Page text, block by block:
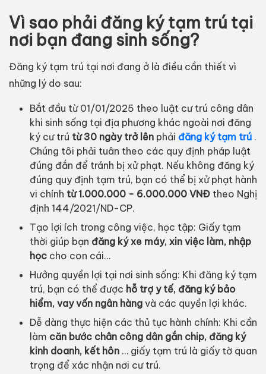
Vì sao phải đăng ký tạm trú tại
nơi bạn đang sinh sống?
Đăng ký tạm trú tại nơi đang ở là điều cần thiết vì
những lý do sau:
Bắt đầu từ 01/01/2025 theo luật cư trú công dân
khi sinh sống tại địa phương khác ngoài nơi đăng
ký cư trú từ 30 ngày trở lên phải đăng ký tạm trú .
Chúng tôi phải tuân theo các quy định pháp luật
đúng đắn để tránh bị xử phạt. Nếu không đăng ký
đúng quy định tạm trú, bạn có thể bị xử phạt hành
vi chính từ 1.000.000 - 6.000.000 VNĐ theo Nghị
định 144/2021/ND-CP.
Tạo lợi ích trong công việc, học tập: Giấy tạm
thời giúp bạn đăng ký xe máy, xin việc làm, nhập
học cho con cái…
Hưởng quyền lợi tại nơi sinh sống: Khi đăng ký tạm
trú, bạn có thể được hỗ trợ y tế, đăng ký bảo
hiểm, vay vốn ngân hàng và các quyền lợi khác.
Dễ dàng thực hiện các thủ tục hành chính: Khi cần
làm căn bước chân công dân gắn chip, đăng ký
kinh doanh, kết hôn … giấy tạm trú là giấy tờ quan
trọng để xác nhận nơi cư trú.